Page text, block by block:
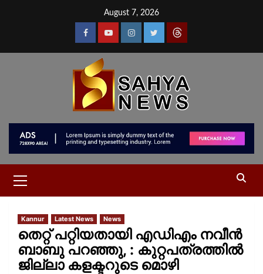
August 7, 2026
Kannur Latest News News
തെറ്റ് പറ്റിയതായി എഡിഎം നവീൻ
ബാബു പറഞ്ഞു, : കുറ്റപത്രത്തിൽ
ജില്ലാ കളക്ടറുടെ മൊഴി